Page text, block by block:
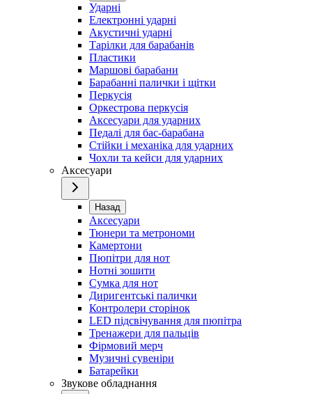
Ударні
Електронні ударні
Акустичні ударні
Тарілки для барабанів
Пластики
Маршові барабани
Барабанні палички і щітки
Перкусія
Оркестрова перкусія
Аксесуари для ударних
Педалі для бас-барабана
Стійки і механіка для ударних
Чохли та кейси для ударних
Аксесуари
Назад
Аксесуари
Тюнери та метрономи
Камертони
Пюпітри для нот
Нотні зошити
Сумка для нот
Диригентські палички
Контролери сторінок
LED підсвічування для пюпітра
Тренажери для пальців
Фірмовий мерч
Музичні сувеніри
Батарейки
Звукове обладнання